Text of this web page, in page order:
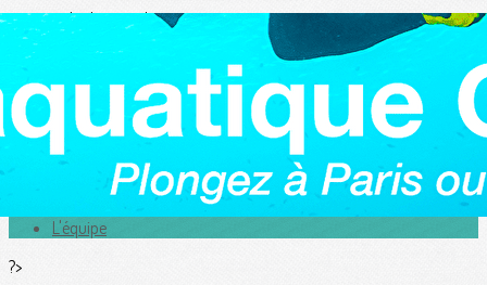
Exporter les lignes sélectionnées
Exporter toutes les colonnes
Exporter uniquement les colonnes affichées
Menu
L'équipe
?>